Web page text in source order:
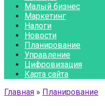
Малый бизнес
Маркетинг
Налоги
Новости
Планирование
Управление
Цифровизация
Карта сайта
Главная » Планирование